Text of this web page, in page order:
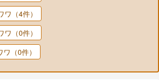
（4件）
（0件）
（0件）